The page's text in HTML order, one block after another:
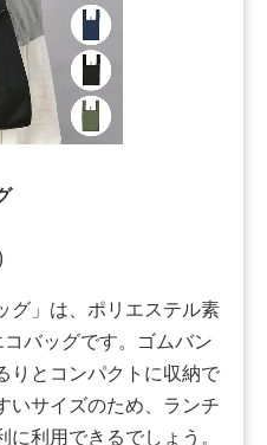
グ」は、ポリエステル素
バッグです。ゴムバン
りとコンパクトに収納で
いサイズのため、ランチ
利用できるでしょう。